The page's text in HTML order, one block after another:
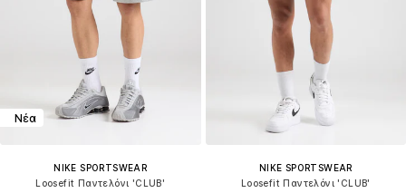
Νέα
NIKE SPORTSWEAR
Loosefit Παντελόνι 'CLUB'
NIKE SPORTSWEAR
Loosefit Παντελόνι 'CLUB'